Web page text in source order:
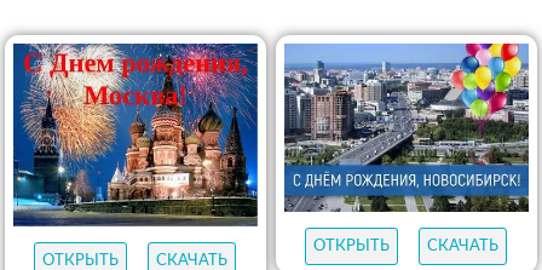
ОТКРЫТЬ СКАЧАТЬ
ОТКРЫТЬ СКАЧАТЬ